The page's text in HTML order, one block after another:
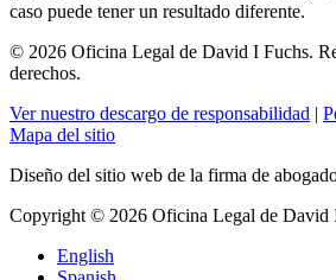
caso puede tener un resultado diferente.
© 2026 Oficina Legal de David I Fuchs.
derechos.
Ver nuestro descargo de responsabilidad |
Mapa del sitio
Diseño del sitio web de la firma de
Copyright © 2026 Oficina Legal de David
English